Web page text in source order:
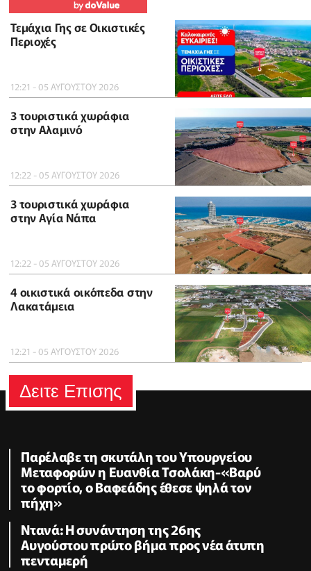
Τεμάχια Γης σε Οικιστικές
Περιοχές
12:21 - 05 ΑΥΓΟΥΣΤΟΥ 2026
3 τουριστικά χωράφια
στην Αλαμινό
12:22 - 05 ΑΥΓΟΥΣΤΟΥ 2026
3 τουριστικά χωράφια
στην Αγία Νάπα
12:22 - 05 ΑΥΓΟΥΣΤΟΥ 2026
4 οικιστικά οικόπεδα στην
Λακατάμεια
12:21 - 05 ΑΥΓΟΥΣΤΟΥ 2026
Δειτε Επισης
Παρέλαβε τη σκυτάλη του Υπουργείου
Μεταφορών η Ευανθία Τσολάκη-«Βαρύ
το φορτίο, ο Βαφεάδης έθεσε ψηλά τον
πήχη»
Ντανά: Η συνάντηση της 26ης
Αυγούστου πρώτο βήμα προς νέα άτυπη
πενταμερή